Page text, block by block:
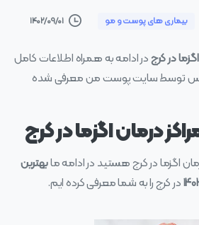
بیماری های پوست و مو ۱۴۰۲/۰۹/۰۱
در کرجدر ادامه به همراه اطلاعات کامل
توسط سایت پوست من معرفی شده
درمان اگزما در کرج
اگزما در کرج هستید در ادامه مابهترین
در کرج را به شما معرفی کرده ایم.